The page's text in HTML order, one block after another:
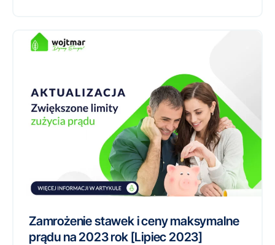
Zamrożenie stawek i ceny maksymalne
prądu na 2023 rok [Lipiec 2023]